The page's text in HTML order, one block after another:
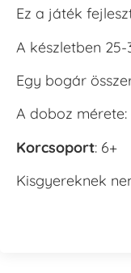
Ez a játék
A készletben
Egy bogár
A doboz mérete:
Korcsoport: 6+
Kisgyereknek